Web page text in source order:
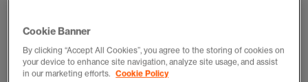
Cookie Banner
By clicking “Accept All Cookies”, you agree to the storing of cookies on
your device to enhance site navigation, analyze site usage, and assist
in our marketing efforts. Cookie Policy